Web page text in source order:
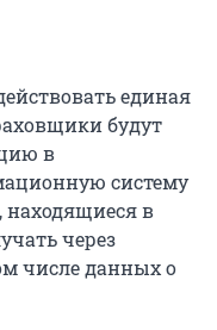
единая
будут
в
систему
находящиеся в
через
числе данных о